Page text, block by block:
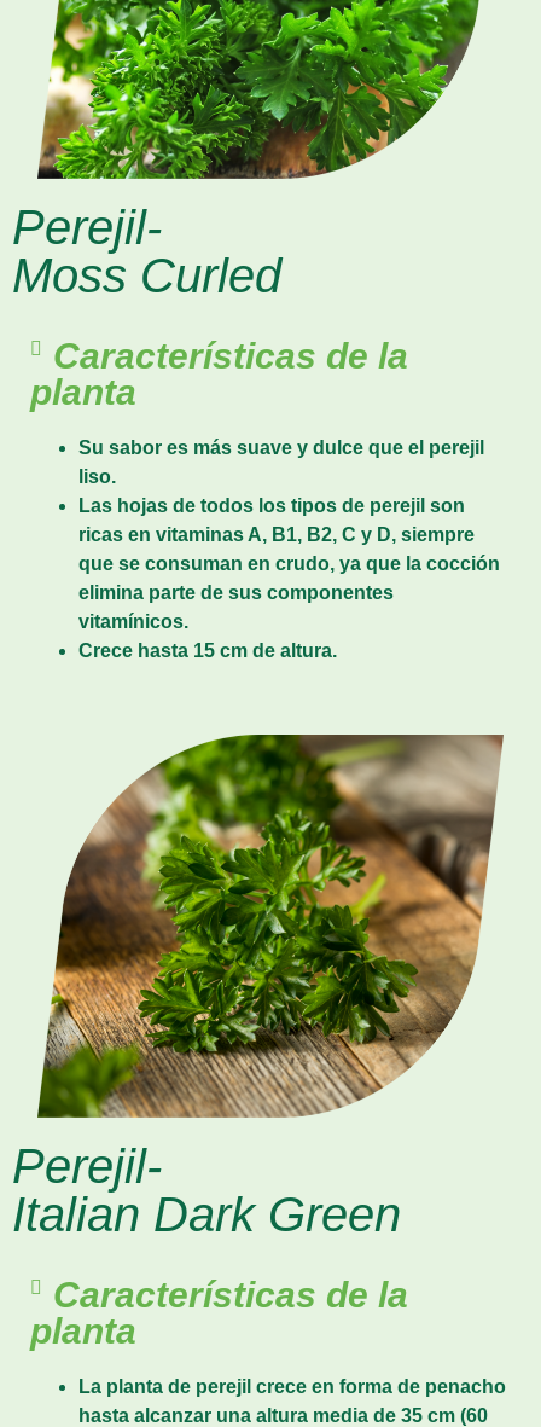
Perejil-
Moss Curled
Características de la
planta
Su sabor es más suave y dulce que el perejil
liso.
Las hojas de todos los tipos de perejil son
ricas en vitaminas A, B1, B2, C y D, siempre
que se consuman en crudo, ya que la cocción
elimina parte de sus componentes
vitamínicos.
Crece hasta 15 cm de altura.
Perejil-
Italian Dark Green
Características de la
planta
La planta de perejil crece en forma de penacho
hasta alcanzar una altura media de 35 cm (60